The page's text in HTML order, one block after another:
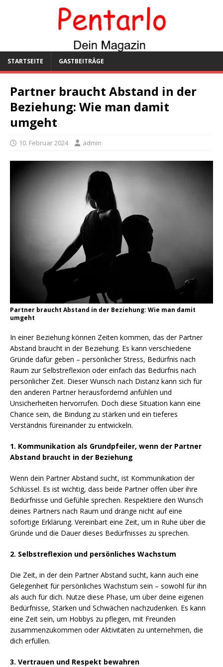
STARTSEITE GASTBEITRÄGE
Partner braucht Abstand in der
Beziehung: Wie man damit
umgeht
10. Februar 2024 admin
Partner braucht Abstand in der Beziehung: Wie man damit
umgeht
In einer Beziehung können Zeiten kommen, das der Partner
Abstand braucht in der Beziehung. Es kann verschiedene
Gründe dafür geben – persönlicher Stress, Bedürfnis nach
Raum zur Selbstreflexion oder einfach das Bedürfnis nach
persönlicher Zeit. Dieser Wunsch nach Distanz kann sich für
den anderen Partner herausfordernd anfühlen und
Unsicherheiten hervorrufen. Doch diese Situation kann eine
Chance sein, die Bindung zu stärken und ein tieferes
Verständnis füreinander zu entwickeln.
1. Kommunikation als Grundpfeiler, wenn der Partner
Abstand braucht in der Beziehung
Wenn dein Partner Abstand sucht, ist Kommunikation der
Schlüssel. Es ist wichtig, dass beide Partner offen über ihre
Bedürfnisse und Gefühle sprechen. Respektiere den Wunsch
deines Partners nach Raum und dränge nicht auf eine
sofortige Erklärung. Vereinbart eine Zeit, um in Ruhe über die
Gründe und die Dauer dieses Bedürfnisses zu sprechen.
2. Selbstreflexion und persönliches Wachstum
Die Zeit, in der dein Partner Abstand sucht, kann auch eine
Gelegenheit für persönliches Wachstum sein – sowohl für ihn
als auch für dich. Nutze diese Phase, um über deine eigenen
Bedürfnisse, Stärken und Schwächen nachzudenken. Es kann
eine Zeit sein, um Hobbys zu pflegen, mit Freunden
zusammenzukommen oder Aktivitäten zu unternehmen, die
dich erfüllen.
3. Vertrauen und Respekt bewahren